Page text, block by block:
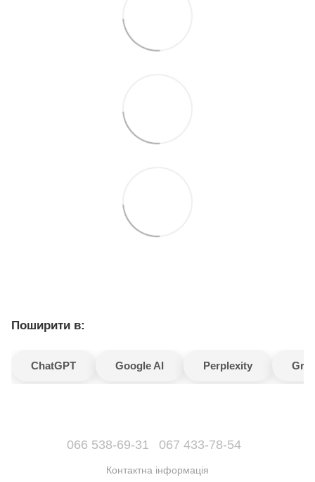
Поширити в:
ChatGPT Google AI Perplexity
066 538-69-31 067 433-78-54
Контактна інформація